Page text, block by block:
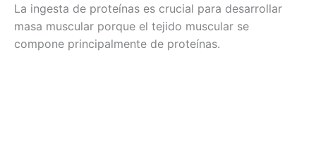
La ingesta de proteínas es crucial para desarrollar
masa muscular porque el tejido muscular se
compone principalmente de proteínas.